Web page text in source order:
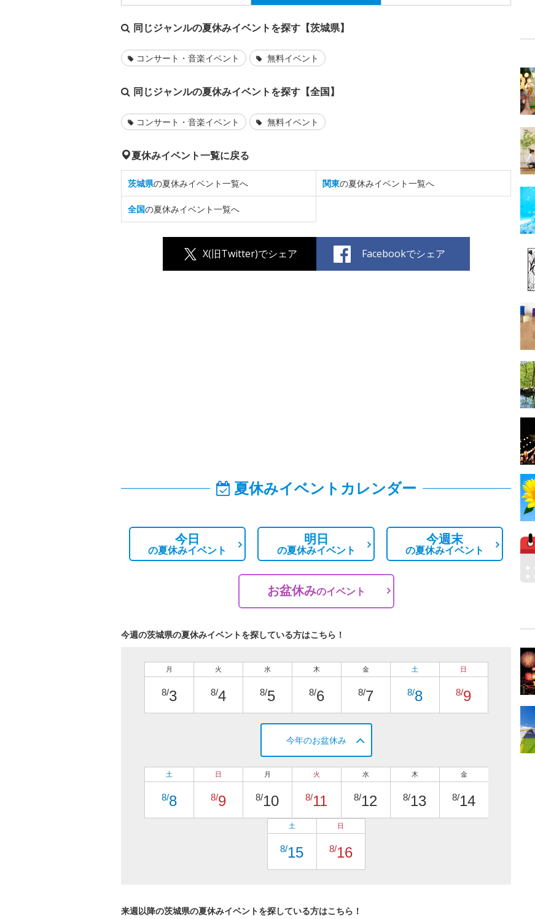
同じジャンルの夏休みイベントを探す【茨城県】
コンサート・音楽イベント 無料イベント
同じジャンルの夏休みイベントを探す【全国】
コンサート・音楽イベント 無料イベント
夏休みイベント一覧に戻る
茨城県の夏休みイベント一覧へ 関東の夏休みイベント一覧へ
全国の夏休みイベント一覧へ
X(旧Twitter)でシェア Facebookでシェア
夏休みイベントカレンダー
今日
の夏休みイベント
明日
の夏休みイベント
今週末
の夏休みイベント
お盆休みのイベント
今週の茨城県の夏休みイベントを探している方はこちら！
月
8/3
火
8/4
水
8/5
木
8/6
金
8/7
土
8/8
日
8/9
今年のお盆休み
土
8/8
日
8/9
月
8/10
火
8/11
水
8/12
木
8/13
金
8/14
土
8/15
日
8/16
来週以降の茨城県の夏休みイベントを探している方はこちら！